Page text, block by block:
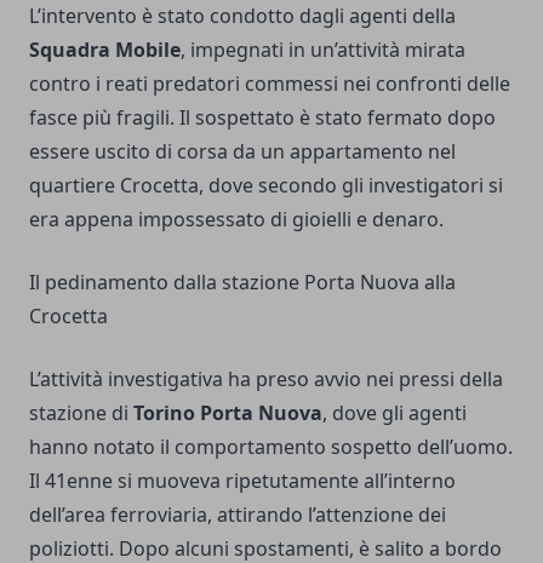
L’intervento è stato condotto dagli agenti della
Squadra Mobile, impegnati in un’attività mirata
contro i reati predatori commessi nei confronti delle
fasce più fragili. Il sospettato è stato fermato dopo
essere uscito di corsa da un appartamento nel
quartiere Crocetta, dove secondo gli investigatori si
era appena impossessato di gioielli e denaro.
Il pedinamento dalla stazione Porta Nuova alla
Crocetta
L’attività investigativa ha preso avvio nei pressi della
stazione di Torino Porta Nuova, dove gli agenti
hanno notato il comportamento sospetto dell’uomo.
Il 41enne si muoveva ripetutamente all’interno
dell’area ferroviaria, attirando l’attenzione dei
poliziotti. Dopo alcuni spostamenti, è salito a bordo